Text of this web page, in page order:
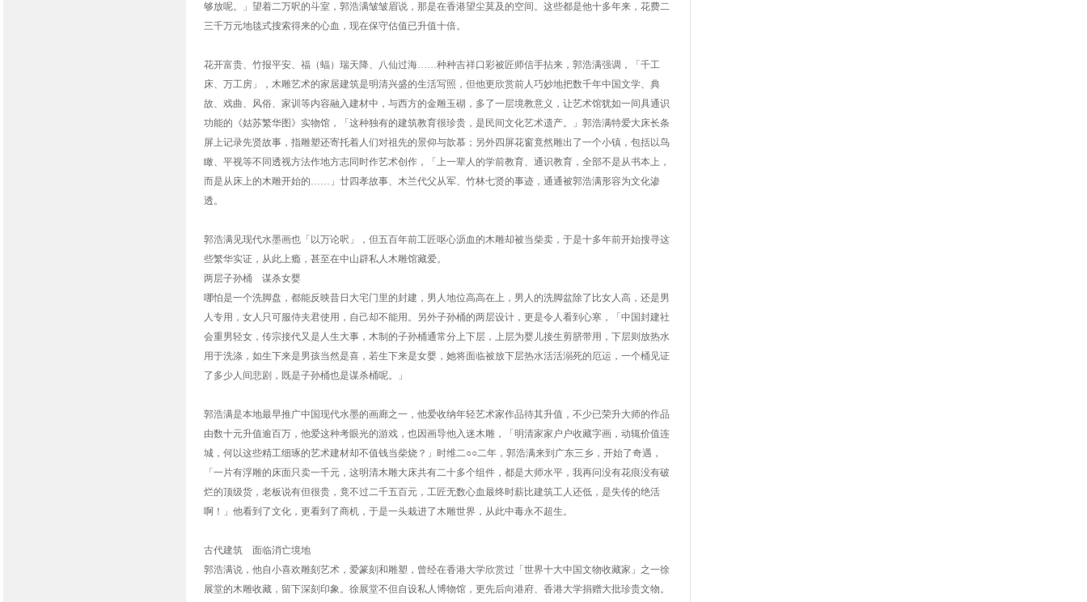
够放呢。」望着二万呎的斗室，郭浩满皱皱眉说，那是在香港望尘莫及的空间。这些都是他十多年来，花费二
三千万元地毯式搜索得来的心血，现在保守估值已升值十倍。
花开富贵、竹报平安、福（蝠）瑞天降、八仙过海……种种吉祥口彩被匠师信手拈来，郭浩满强调，「千工
床、万工房」，木雕艺术的家居建筑是明清兴盛的生活写照，但他更欣赏前人巧妙地把数千年中国文学、典
故、戏曲、风俗、家训等内容融入建材中，与西方的金雕玉砌，多了一层境教意义，让艺术馆犹如一间具通识
功能的《姑苏繁华图》实物馆，「这种独有的建筑教育很珍贵，是民间文化艺术遗产。」郭浩满特爱大床长条
屏上记录先贤故事，指雕塑还寄托着人们对祖先的景仰与歆慕；另外四屏花窗竟然雕出了一个小镇，包括以鸟
瞰、平视等不同透视方法作地方志同时作艺术创作，「上一辈人的学前教育、通识教育，全部不是从书本上，
而是从床上的木雕开始的……」廿四孝故事、木兰代父从军、竹林七贤的事迹，通通被郭浩满形容为文化渗
透。
郭浩满见现代水墨画也「以万论呎」，但五百年前工匠呕心沥血的木雕却被当柴卖，于是十多年前开始搜寻这
些繁华实证，从此上瘾，甚至在中山辟私人木雕馆藏爱。
两层子孙桶 谋杀女婴
哪怕是一个洗脚盘，都能反映昔日大宅门里的封建，男人地位高高在上，男人的洗脚盆除了比女人高，还是男
人专用，女人只可服侍夫君使用，自己却不能用。另外子孙桶的两层设计，更是令人看到心寒，「中国封建社
会重男轻女，传宗接代又是人生大事，木制的子孙桶通常分上下层，上层为婴儿接生剪脐带用，下层则放热水
用于洗涤，如生下来是男孩当然是喜，若生下来是女婴，她将面临被放下层热水活活溺死的厄运，一个桶见证
了多少人间悲剧，既是子孙桶也是谋杀桶呢。」
郭浩满是本地最早推广中国现代水墨的画廊之一，他爱收纳年轻艺术家作品待其升值，不少已荣升大师的作品
由数十元升值逾百万，他爱这种考眼光的游戏，也因画导他入迷木雕，「明清家家户户收藏字画，动辄价值连
城，何以这些精工细琢的艺术建材却不值钱当柴烧？」时维二○○二年，郭浩满来到广东三乡，开始了奇遇，
「一片有浮雕的床面只卖一千元，这明清木雕大床共有二十多个组件，都是大师水平，我再问没有花痕没有破
烂的顶级货，老板说有但很贵，竟不过二千五百元，工匠无数心血最终时薪比建筑工人还低，是失传的绝活
啊！」他看到了文化，更看到了商机，于是一头栽进了木雕世界，从此中毒永不超生。
古代建筑 面临消亡境地
郭浩满说，他自小喜欢雕刻艺术，爱篆刻和雕塑，曾经在香港大学欣赏过「世界十大中国文物收藏家」之一徐
展堂的木雕收藏，留下深刻印象。徐展堂不但自设私人博物馆，更先后向港府、香港大学捐赠大批珍贵文物。